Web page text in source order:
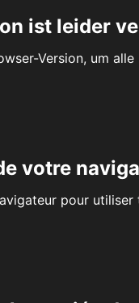
ist leider
Version, um
votre
pour